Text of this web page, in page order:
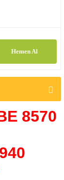
Hemen Al
8570